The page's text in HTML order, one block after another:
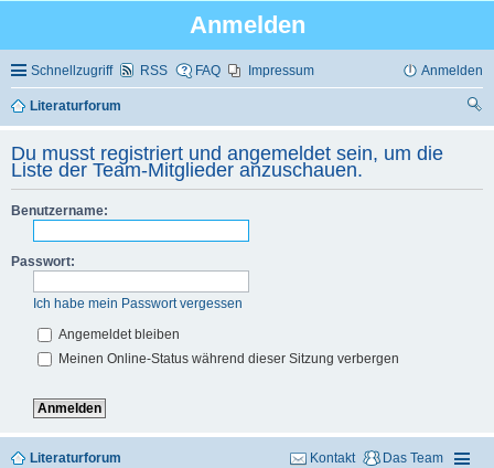
Anmelden
Schnellzugriff RSS FAQ Impressum Anmelden
Literaturforum
Du musst registriert und angemeldet sein, um die
Liste der Team-Mitglieder anzuschauen.
Benutzername:
Passwort:
Ich habe mein Passwort vergessen
Angemeldet bleiben
Meinen Online-Status während dieser Sitzung verbergen
Literaturforum Das Team
Kontakt